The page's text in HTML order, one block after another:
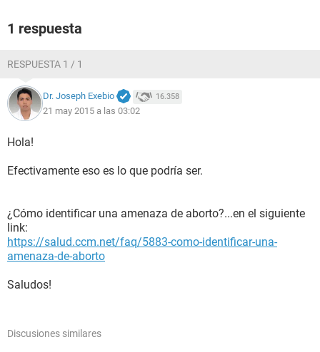
1 respuesta
RESPUESTA 1 / 1
Dr. Joseph Exebio 16.358
21 may 2015 a las 03:02
Hola!
Efectivamente eso es lo que podría ser.
¿Cómo identificar una amenaza de aborto?...en el siguiente
link:
https://salud.ccm.net/faq/5883-como-identificar-una-
amenaza-de-aborto
Saludos!
Discusiones similares